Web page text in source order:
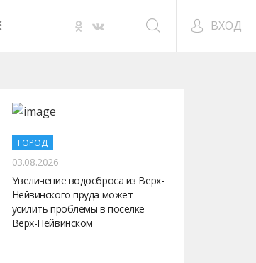
ВХОД
ГОРОД
03.08.2026
Увеличение водосброса из Верх-
Нейвинского пруда может
усилить проблемы в посёлке
Верх-Нейвинском